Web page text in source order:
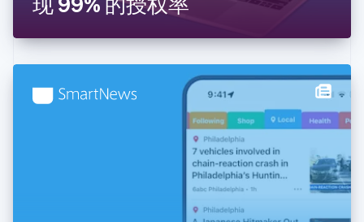
捷克
克罗地亚
English
立陶宛